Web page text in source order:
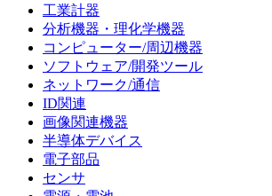
工業計器
分析機器・理化学機器
コンピューター/周辺機器
ソフトウェア/開発ツール
ネットワーク/通信
ID関連
画像関連機器
半導体デバイス
電子部品
センサ